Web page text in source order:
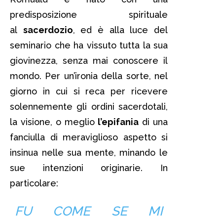
predisposizione spirituale
al sacerdozio, ed è alla luce del
seminario che ha vissuto tutta la sua
giovinezza, senza mai conoscere il
mondo. Per un’ironia della sorte, nel
giorno in cui si reca per ricevere
solennemente gli ordini sacerdotali,
la visione, o meglio l’epifania di una
fanciulla di meraviglioso aspetto si
insinua nelle sua mente, minando le
sue intenzioni originarie. In
particolare:
FU COME SE MI